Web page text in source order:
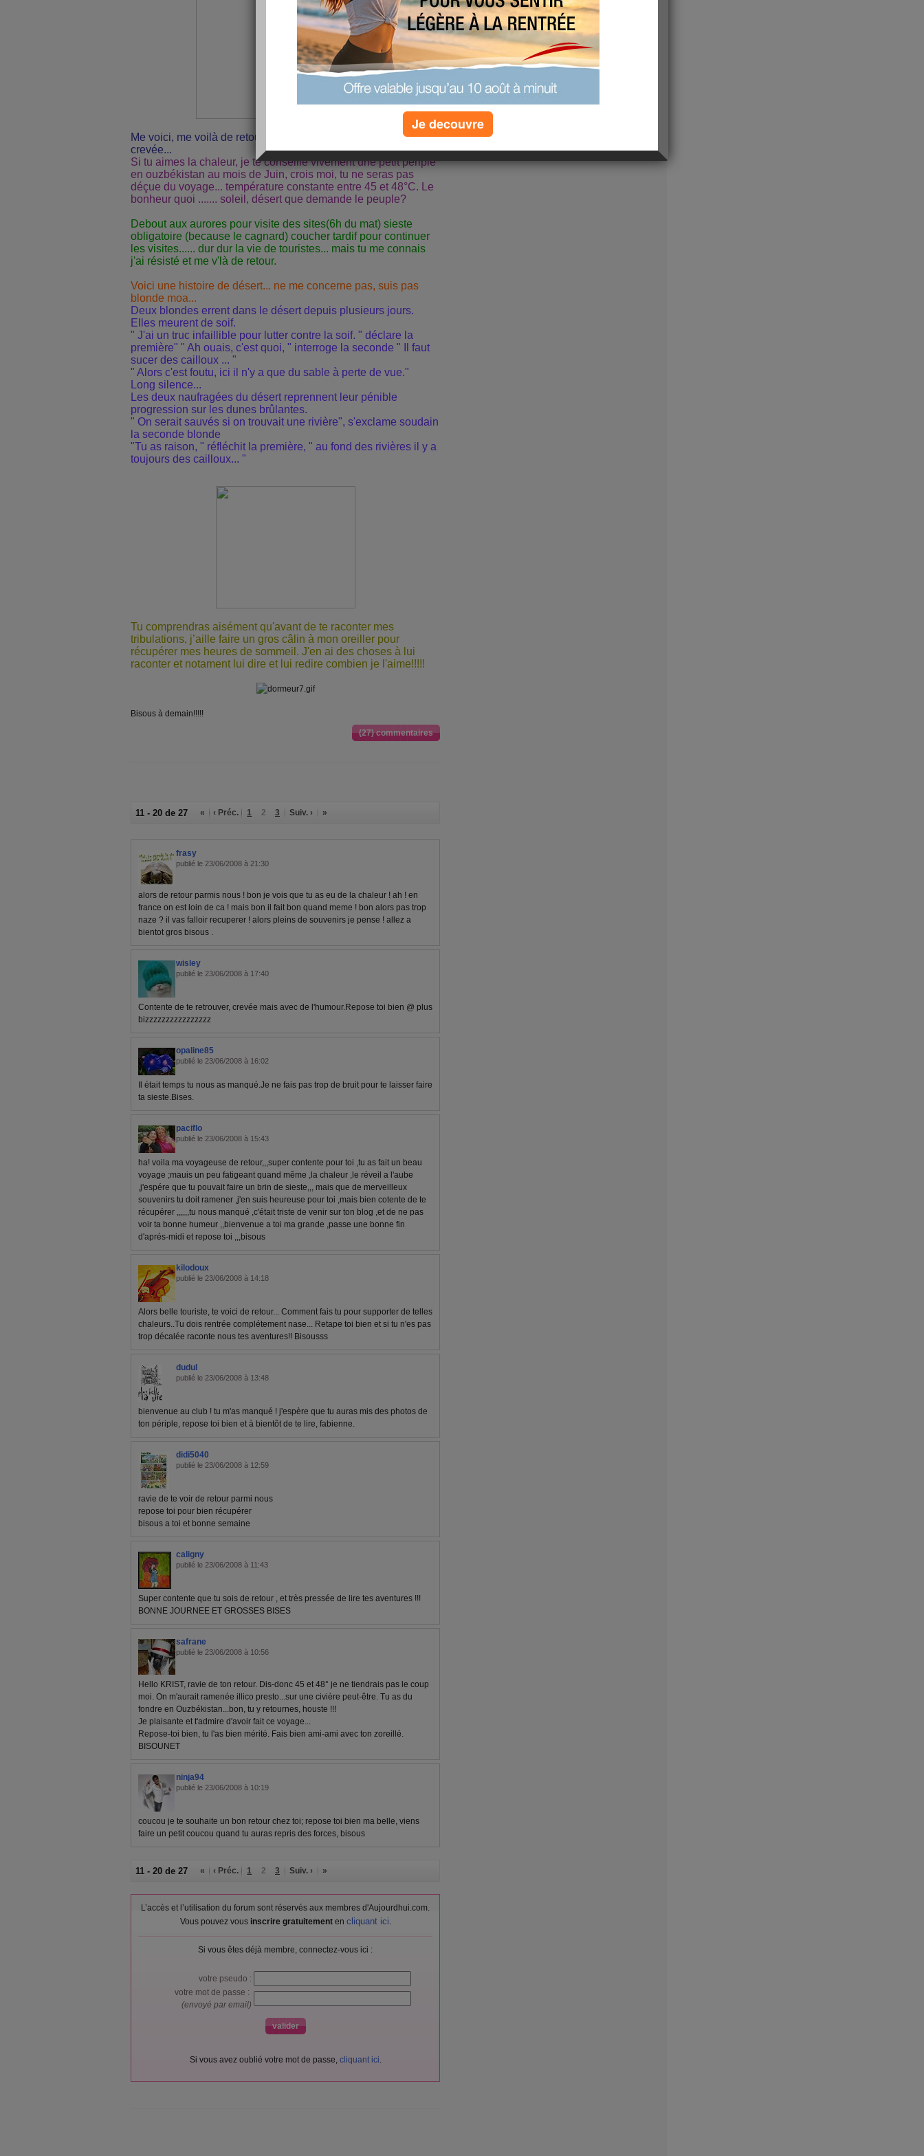
Me voici, me voilà de retour... entière mais crevée de chez
crevée...
Si tu aimes la chaleur, je te conseille vivement une petit périple
en ouzbékistan au mois de Juin, crois moi, tu ne seras pas
déçue du voyage... température constante entre 45 et 48°C. Le
bonheur quoi ....... soleil, désert que demande le peuple?
Debout aux aurores pour visite des sites(6h du mat) sieste
obligatoire (because le cagnard) coucher tardif pour continuer
les visites...... dur dur la vie de touristes... mais tu me connais
j'ai résisté et me v'là de retour.
Voici une histoire de désert... ne me concerne pas, suis pas
blonde moa...
Deux blondes errent dans le désert depuis plusieurs jours.
Elles meurent de soif.
" J'ai un truc infaillible pour lutter contre la soif. " déclare la
première" " Ah ouais, c'est quoi, " interroge la seconde " Il faut
sucer des cailloux ... "
" Alors c'est foutu, ici il n'y a que du sable à perte de vue."
Long silence...
Les deux naufragées du désert reprennent leur pénible
progression sur les dunes brûlantes.
" On serait sauvés si on trouvait une rivière", s'exclame soudain
la seconde blonde
"Tu as raison, " réfléchit la première, " au fond des rivières il y a
toujours des cailloux... "
Tu comprendras aisément qu'avant de te raconter mes
tribulations, j’aille faire un gros câlin à mon oreiller pour
récupérer mes heures de sommeil. J'en ai des choses à lui
raconter et notament lui dire et lui redire combien je l'aime!!!!!
Bisous à demain!!!!!
(27) commentaires
11 - 20 de 27 « ‹ Préc. 1 2 3 Suiv. › »
frasy
publié le 23/06/2008 à 21:30
alors de retour parmis nous ! bon je vois que tu as eu de la chaleur ! ah ! en
france on est loin de ca ! mais bon il fait bon quand meme ! bon alors pas trop
naze ? il vas falloir recuperer ! alors pleins de souvenirs je pense ! allez a
bientot gros bisous .
wisley
publié le 23/06/2008 à 17:40
Contente de te retrouver, crevée mais avec de l'humour.Repose toi bien @ plus
bizzzzzzzzzzzzzzzz
opaline85
publié le 23/06/2008 à 16:02
Il était temps tu nous as manqué.Je ne fais pas trop de bruit pour te laisser faire
ta sieste.Bises.
paciflo
publié le 23/06/2008 à 15:43
ha! voila ma voyageuse de retour,,,super contente pour toi ,tu as fait un beau
voyage ;mauis un peu fatigeant quand même ,la chaleur ,le réveil a l'aube
,j'espére que tu pouvait faire un brin de sieste,,, mais que de merveilleux
souvenirs tu doit ramener ,j'en suis heureuse pour toi ,mais bien cotente de te
récupérer ,,,,,,tu nous manqué ,c'était triste de venir sur ton blog ,et de ne pas
voir ta bonne humeur ,,bienvenue a toi ma grande ,passe une bonne fin
d'aprés-midi et repose toi ,,,bisous
kilodoux
publié le 23/06/2008 à 14:18
Alors belle touriste, te voici de retour... Comment fais tu pour supporter de telles
chaleurs..Tu dois rentrée complétement nase... Retape toi bien et si tu n'es pas
trop décalée raconte nous tes aventures!! Bisousss
dudul
publié le 23/06/2008 à 13:48
bienvenue au club ! tu m'as manqué ! j'espère que tu auras mis des photos de
ton périple, repose toi bien et à bientôt de te lire, fabienne.
didi5040
publié le 23/06/2008 à 12:59
ravie de te voir de retour parmi nous
repose toi pour bien récupérer
bisous a toi et bonne semaine
caligny
publié le 23/06/2008 à 11:43
Super contente que tu sois de retour , et très pressée de lire tes aventures !!!
BONNE JOURNEE ET GROSSES BISES
safrane
publié le 23/06/2008 à 10:56
Hello KRIST, ravie de ton retour. Dis-donc 45 et 48° je ne tiendrais pas le coup
moi. On m'aurait ramenée illico presto...sur une civière peut-être. Tu as du
fondre en Ouzbékistan...bon, tu y retournes, houste !!!
Je plaisante et t'admire d'avoir fait ce voyage...
Repose-toi bien, tu l'as bien mérité. Fais bien ami-ami avec ton zoreillé.
BISOUNET
ninja94
publié le 23/06/2008 à 10:19
coucou je te souhaite un bon retour chez toi; repose toi bien ma belle, viens
faire un petit coucou quand tu auras repris des forces, bisous
11 - 20 de 27 « ‹ Préc. 1 2 3 Suiv. › »
L’accès et l’utilisation du forum sont réservés aux membres d'Aujourdhui.com.
Vous pouvez vous inscrire gratuitementen cliquant ici.
Si vous êtes déjà membre, connectez-vous ici :
votre pseudo :
votre mot de passe :
(envoyé par email)
Si vous avez oublié votre mot de passe, cliquant ici.
Je decouvre